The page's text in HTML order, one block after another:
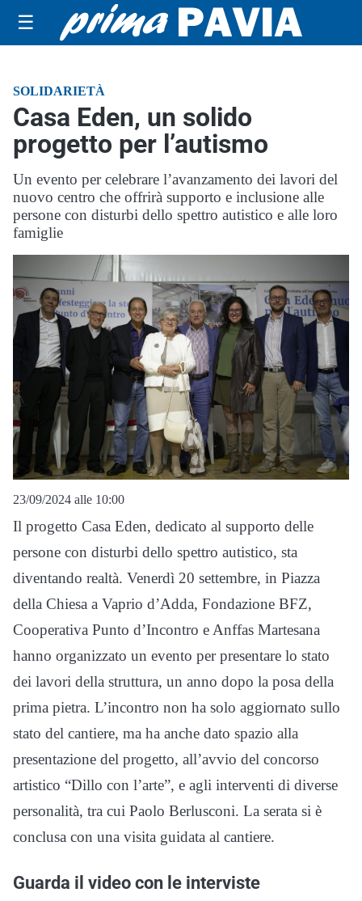
☰
SOLIDARIETÀ
Casa Eden, un solido
progetto per l’autismo
Un evento per celebrare l’avanzamento dei lavori del
nuovo centro che offrirà supporto e inclusione alle
persone con disturbi dello spettro autistico e alle loro
famiglie
23/09/2024 alle 10:00
Il progetto Casa Eden, dedicato al supporto delle
persone con disturbi dello spettro autistico, sta
diventando realtà. Venerdì 20 settembre, in Piazza
della Chiesa a Vaprio d’Adda, Fondazione BFZ,
Cooperativa Punto d’Incontro e Anffas Martesana
hanno organizzato un evento per presentare lo stato
dei lavori della struttura, un anno dopo la posa della
prima pietra. L’incontro non ha solo aggiornato sullo
stato del cantiere, ma ha anche dato spazio alla
presentazione del progetto, all’avvio del concorso
artistico “Dillo con l’arte”, e agli interventi di diverse
personalità, tra cui Paolo Berlusconi. La serata si è
conclusa con una visita guidata al cantiere.
Guarda il video con le interviste